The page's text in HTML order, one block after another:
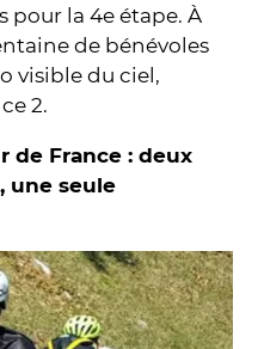
pour la 4e étape. À
de bénévoles
visible du ciel,
2.
de France : deux
une seule